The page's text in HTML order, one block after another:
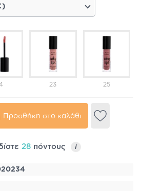
23 25
Προσθήκη στο καλάθι
28 πόντους i